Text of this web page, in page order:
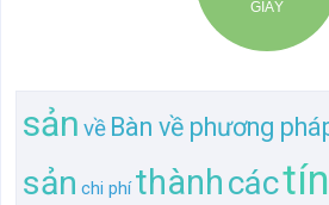
sản về Bàn về phương
sản chi phí thànhcác